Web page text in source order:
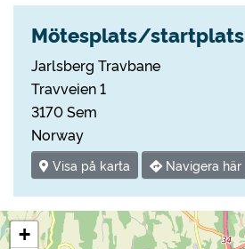
Mötesplats/startplats
Jarlsberg Travbane
Travveien 1
3170 Sem
Norway
Visa på karta Navigera här
+